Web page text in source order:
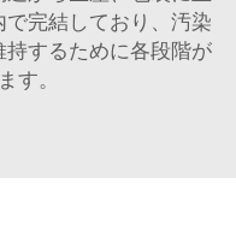
完結しており、汚染
するために各段階が
す。